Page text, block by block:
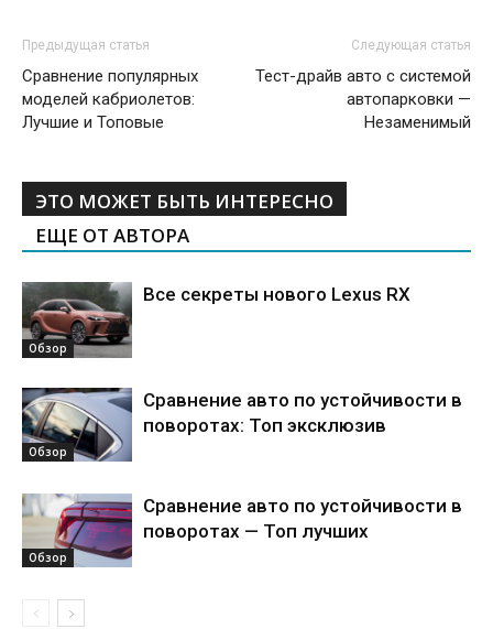
Предыдущая статья
Сравнение популярных
моделей кабриолетов:
Лучшие и Топовые
Следующая статья
Тест-драйв авто с системой
автопарковки —
Незаменимый
ЭТО МОЖЕТ БЫТЬ ИНТЕРЕСНО
ЕЩЕ ОТ АВТОРА
Обзор
Все секреты нового Lexus RX
Обзор
Сравнение авто по устойчивости в
поворотах: Топ эксклюзив
Обзор
Сравнение авто по устойчивости в
поворотах — Топ лучших